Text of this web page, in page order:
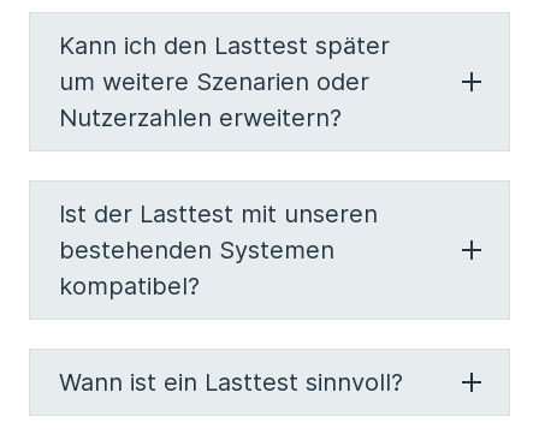
Kann ich den Lasttest später
um weitere Szenarien oder
Nutzerzahlen erweitern?
Ist der Lasttest mit unseren
bestehenden Systemen
kompatibel?
Wann ist ein Lasttest sinnvoll?